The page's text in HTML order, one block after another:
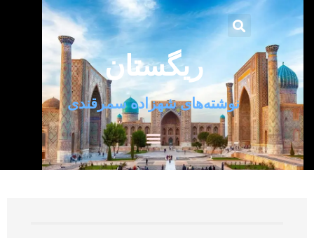
ریگستان
نوشته‌های شهزاده سمرقندی